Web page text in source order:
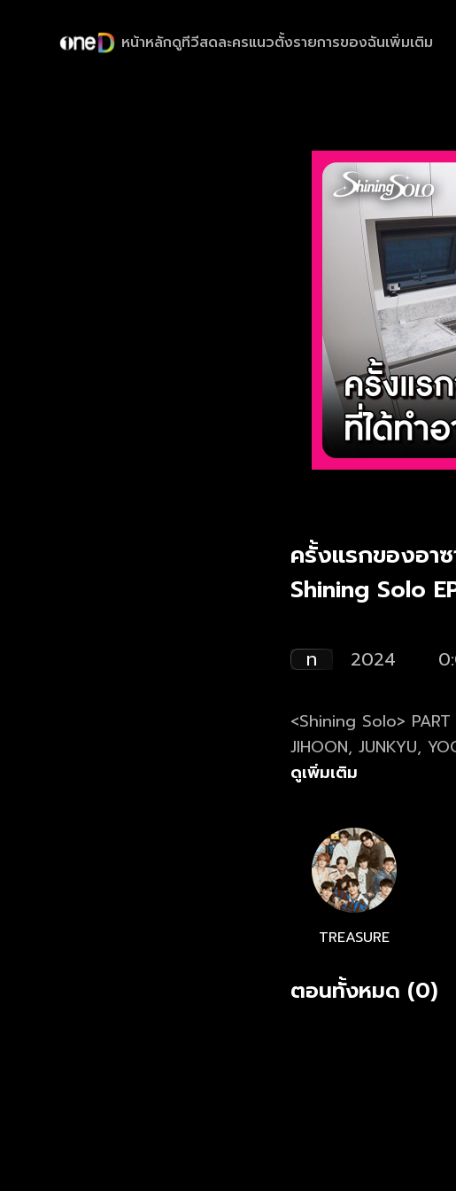
หน้าหลักดูทีวีสดละครแนวตั้งรายการของฉันเพิ่มเติม
ครั้งแรกของอา
Shining Solo
ท 2024
<Shining Solo> PART
JIHOON, JUNKYU,
ช่วงเวลาที่หัวใจเต้นแรง
ดูเพิ่มเติม
TREASURE
ตอนทั้งหมด (0)